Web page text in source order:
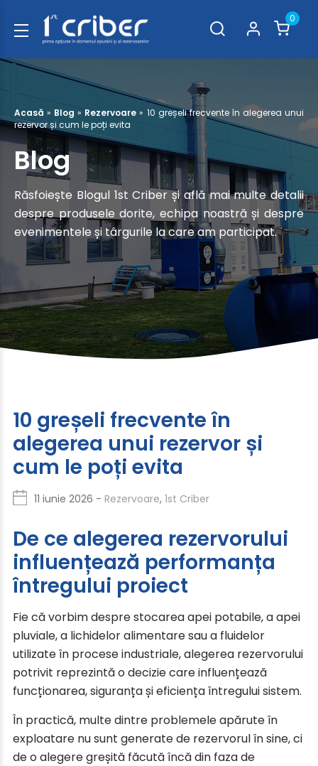
0
Acasă » Blog »Rezervoare » 10 greșeli frecvente în alegerea unui
rezervor și cum le poți evita
Blog
Răsfoiește Blogul 1st Criber și află mai multe detalii
despre produsele dorite, echipa noastră și despre
evenimentele și târgurile la care am participat.
10 greșeli frecvente în
alegerea unui rezervor și
cum le poți evita
11 iunie 2026 - Rezervoare, 1st Criber
De ce alegerea rezervorului
influențează performanța
întregului proiect
Fie că vorbim despre stocarea apei potabile, a apei
pluviale, a lichidelor alimentare sau a fluidelor
utilizate în procese industriale, alegerea rezervorului
potrivit reprezintă o decizie care influențează
funcționarea, siguranța și eficiența întregului sistem.
În practică, multe dintre problemele apărute în
exploatare nu sunt generate de rezervorul în sine, ci
de o alegere greșită făcută încă din faza de